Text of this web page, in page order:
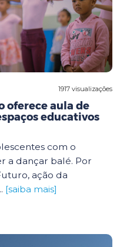
1917 visualizações
oferece aula de
educativos
com o
a dançar balé. Por
ação da
[saiba mais]